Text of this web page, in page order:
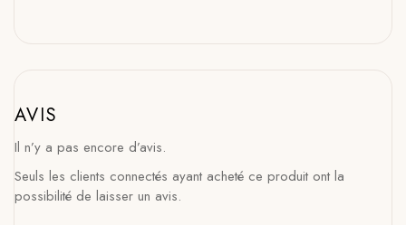
AVIS
Il n’y a pas encore d’avis.
Seuls les clients connectés ayant acheté ce produit ont la
possibilité de laisser un avis.